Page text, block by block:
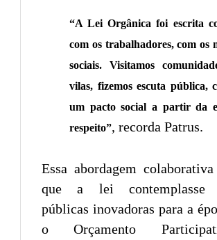
“A Lei Orgânica foi escrita
com os trabalhadores, com os
sociais. Visitamos
vilas, fizemos escuta pública,
um pacto social a partir da
respeito”, recorda Patrus.
Essa abordagem
que a lei contemplasse
públicas inovadoras para a
o Orçamento